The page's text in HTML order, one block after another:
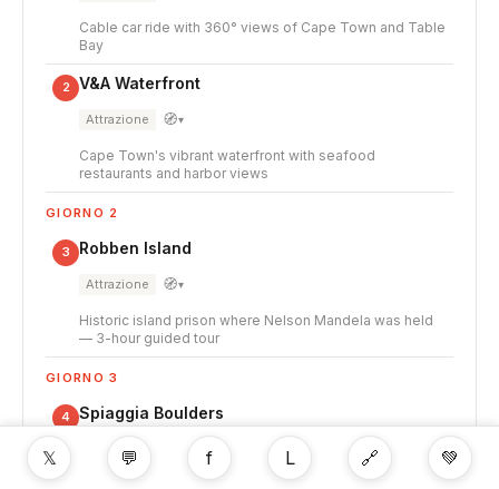
Cable car ride with 360° views of Cape Town and Table
Bay
2 V&A Waterfront
Attrazione 🧭▾
Cape Town's vibrant waterfront with seafood
restaurants and harbor views
GIORNO 2
3 Robben Island
Attrazione 🧭▾
Historic island prison where Nelson Mandela was held
— 3-hour guided tour
GIORNO 3
4 Spiaggia Boulders
Attrazione
Home to a colony of African penguins, 30km south of
𝕏 💬 f L 🔗 💚